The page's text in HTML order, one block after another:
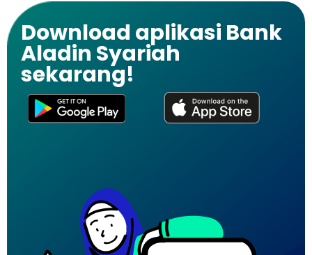
Download aplikasi Bank
Aladin Syariah
sekarang!